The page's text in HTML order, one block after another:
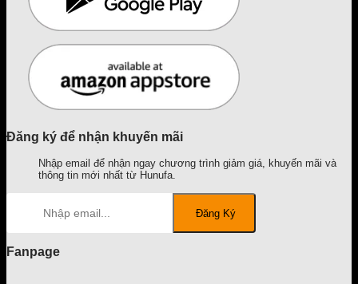
Đăng ký để nhận khuyến mãi
Nhập email để nhận ngay chương trình giảm giá, khuyến mãi và
thông tin mới nhất từ Hunufa.
Fanpage